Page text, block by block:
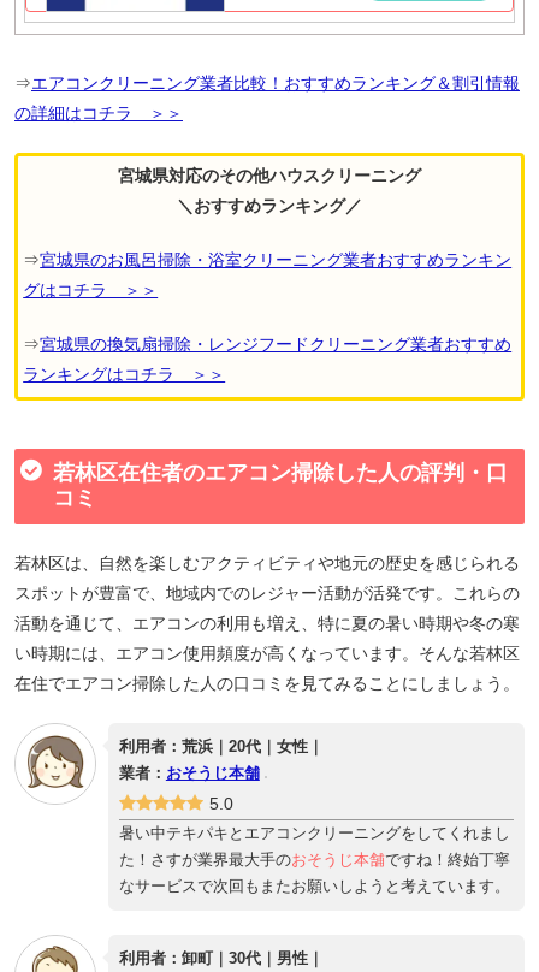
⇒エアコンクリーニング業者比較！おすすめランキング＆割引情報
の詳細はコチラ ＞＞
宮城県対応のその他ハウスクリーニング
＼おすすめランキング／
⇒宮城県のお風呂掃除・浴室クリーニング業者おすすめランキン
グはコチラ ＞＞
⇒宮城県の換気扇掃除・レンジフードクリーニング業者おすすめ
ランキングはコチラ ＞＞
若林区在住者のエアコン掃除した人の評判・口
コミ
若林区は、自然を楽しむアクティビティや地元の歴史を感じられる
スポットが豊富で、地域内でのレジャー活動が活発です。これらの
活動を通じて、エアコンの利用も増え、特に夏の暑い時期や冬の寒
い時期には、エアコン使用頻度が高くなっています。そんな若林区
在住でエアコン掃除した人の口コミを見てみることにしましょう。
利用者：荒浜｜20代｜女性｜
業者： おそうじ本舗
5.0
暑い中テキパキとエアコンクリーニングをしてくれまし
た！さすが業界最大手のおそうじ本舗ですね！終始丁寧
なサービスで次回もまたお願いしようと考えています。
利用者：卸町｜30代｜男性｜